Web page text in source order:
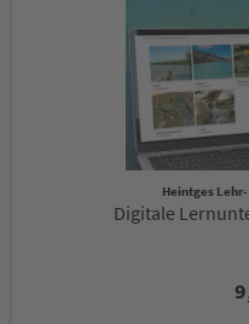
Heintges
Digitale